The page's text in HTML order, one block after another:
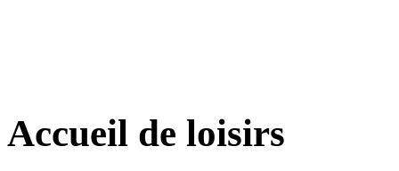
Accueil de loisirs